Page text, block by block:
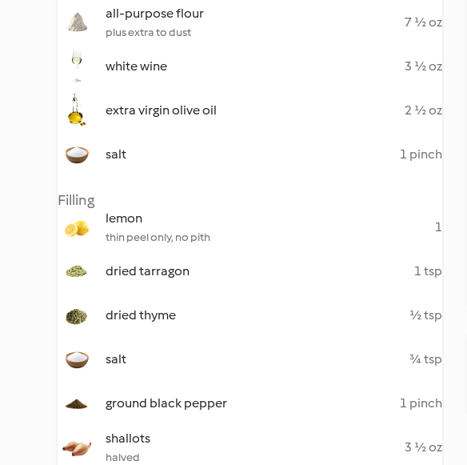
all-purpose flour
plus extra to dust
7 ½ oz
white wine 3 ½ oz
extra virgin olive oil 2 ½ oz
salt 1 pinch
Filling
lemon
thin peel only, no pith
1
dried tarragon 1 tsp
dried thyme ½ tsp
salt ¾ tsp
ground black pepper 1 pinch
shallots
halved
3 ½ oz